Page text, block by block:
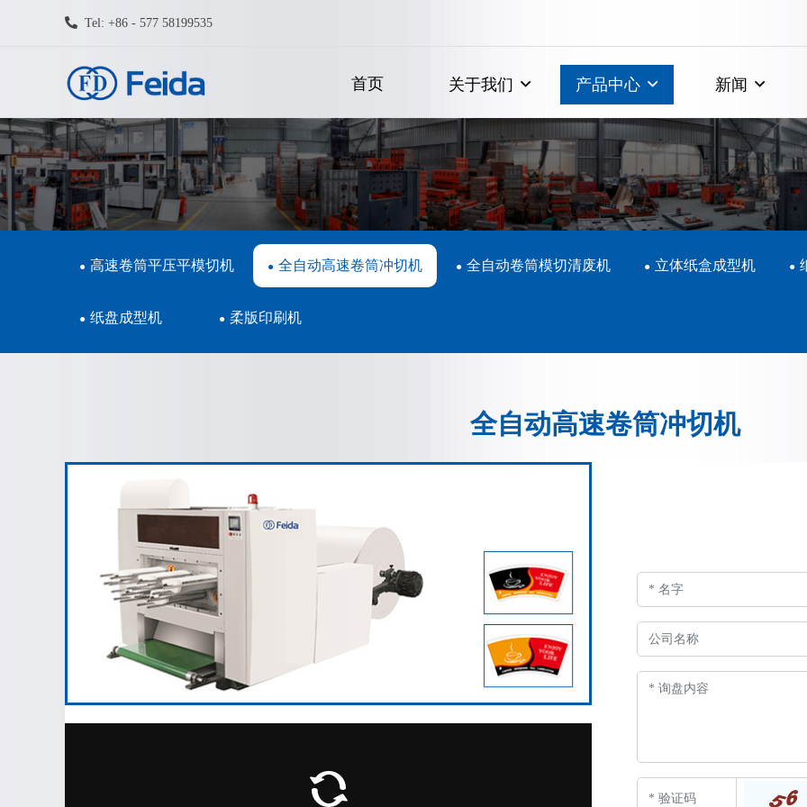
Tel: +86 - 577 58199535
首页 关于我们 产品中心 新闻
高速卷筒平压平模切机 全自动高速卷筒冲切机 全自动卷筒模切清废机 立体纸盒成型机
纸盘成型机 柔版印刷机
全自动高速卷筒冲切机